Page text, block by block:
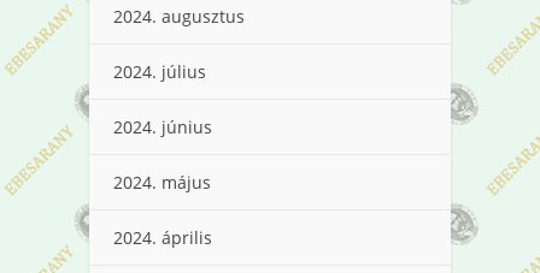
2024. augusztus
2024. július
2024. június
2024. május
2024. április